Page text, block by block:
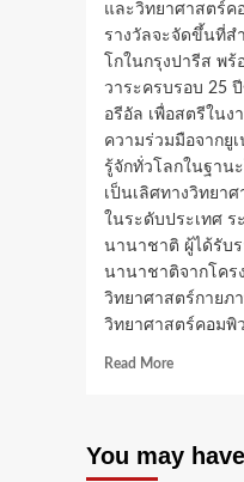
และวิทยาศาสตร์ค
รางวัลจะจัดขึ้นที่ส
โกในกรุงปารีส พ
วาระครบรอบ 25
อรีอัล เพื่อสตรีในง
ความร่วมมือจากยู
รู้จักทั่วโลกในฐาน
เป็นเลิศทางวิทยา
ในระดับประเทศ
นานาชาติ ผู้ได้รับร
นานาชาติจากโคร
วิทยาศาสตร์กายภ
วิทยาศาสตร์คอมพิว
Read MoreRead
นิธิ
ล
You may